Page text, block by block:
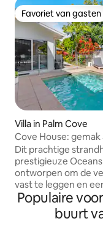
Favoriet van gasten
Favoriet van gasten
Villa in Palm Cove
Cove House:
zwembad
Dit prachtige
prestigieuze
ontworpen om de
vast te leggen en
en buitenleven te
wandeling van 5
Cove Jetty om te
Populaire
buurt